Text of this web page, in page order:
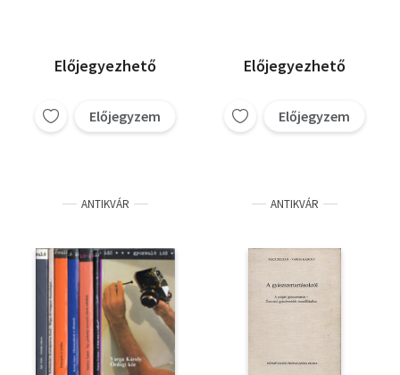
Előjegyezhető
Előjegyzem
Előjegyezhető
Előjegyzem
ANTIKVÁR ANTIKVÁR